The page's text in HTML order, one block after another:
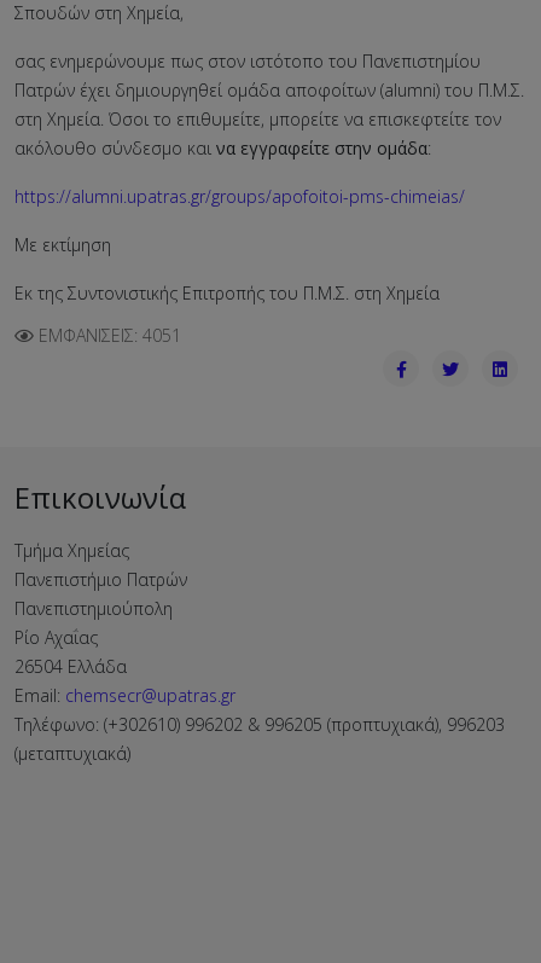
Σπουδών στη Χημεία,
σας ενημερώνουμε πως στον ιστότοπο του Πανεπιστημίου
Πατρών έχει δημιουργηθεί ομάδα αποφοίτων (alumni) του Π.Μ.Σ.
στη Χημεία. Όσοι το επιθυμείτε, μπορείτε να επισκεφτείτε τον
ακόλουθο σύνδεσμο και να εγγραφείτε στην ομάδα:
https://alumni.upatras.gr/groups/apofoitoi-pms-chimeias/
Με εκτίμηση
Εκ της Συντονιστικής Επιτροπής του Π.Μ.Σ. στη Χημεία
ΕΜΦΑΝΊΣΕΙΣ: 4051
Επικοινωνία
Τμήμα Χημείας
Πανεπιστήμιο Πατρών
Πανεπιστημιούπολη
Ρίο Αχαΐας
26504 Ελλάδα
Email: chemsecr@upatras.gr
Τηλέφωνο: (+302610) 996202 & 996205 (προπτυχιακά), 996203
(μεταπτυχιακά)